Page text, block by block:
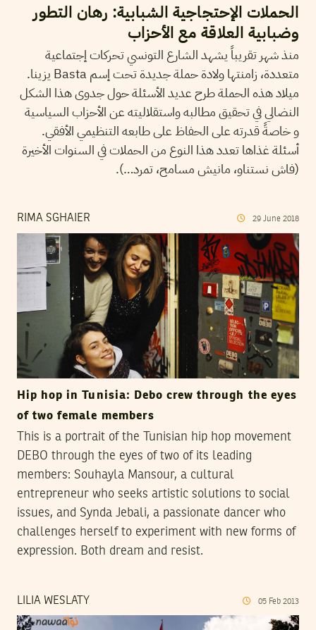
الحملات الإحتجاجية الشبابية: رهان التطور
وضبابية العلاقة مع الأحزاب
منذ شهر تقريباً يشهد الشارع التونسي تحركات إجتماعية
متعددة، زامنتها ولادة حملة جديدة تحت إسم Basta يزينا.
ميلاد هذه الحملة طرح عديد الأسئلة حول جدوى هذا الشكل
النضالي في تحقيق مطالبه واستقلاليته عن الأحزاب السياسية
و خاصةً قدرته على الحفاظ على طابعه التنظيمي الأفقي.
أسئلة غذاها تعدد هذا النوع من الحملات في السنوات الأخيرة
(فاش نستناو، مانيش مسامح، تمرد…).
RIMA SGHAIER 29 June 2018
Hip hop in Tunisia: Debo crew through the eyes
of two female members
This is a portrait of the Tunisian hip hop movement
DEBO through the eyes of two of its leading
members: Souhayla Mansour, a cultural
entrepreneur who seeks artistic solutions to social
issues, and Synda Jebali, a passionate dancer who
challenges herself to experiment with new forms of
expression. Both dream and resist.
LILIA WESLATY 05 Feb 2013